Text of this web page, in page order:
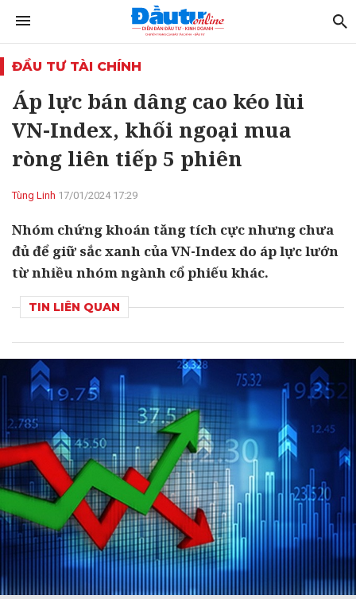
ĐẦU TƯ TÀI CHÍNH
Áp lực bán dâng cao kéo lùi
VN-Index, khối ngoại mua
ròng liên tiếp 5 phiên
Tùng Linh 17/01/2024 17:29
Nhóm chứng khoán tăng tích cực nhưng chưa
đủ để giữ sắc xanh của VN-Index do áp lực lướn
từ nhiều nhóm ngành cổ phiếu khác.
TIN LIÊN QUAN